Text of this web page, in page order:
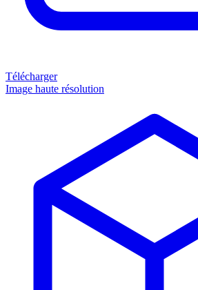
Télécharger
Image haute résolution